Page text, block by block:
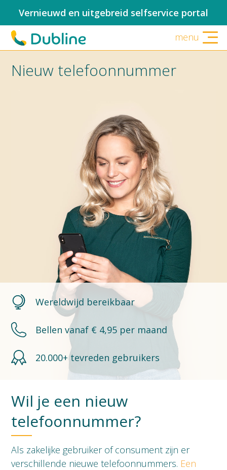
Vernieuwd en uitgebreid selfservice portal
menu
Nieuw telefoonnummer
Wereldwijd bereikbaar
Bellen vanaf € 4,95 per maand
20.000+ tevreden gebruikers
Wil je een nieuw
telefoonnummer?
Als zakelijke gebruiker of consument zijn er
verschillende nieuwe telefoonnummers. Een